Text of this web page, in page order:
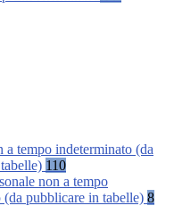
a tempo indeterminato (da
110
non a tempo
(da pubblicare in tabelle) 8